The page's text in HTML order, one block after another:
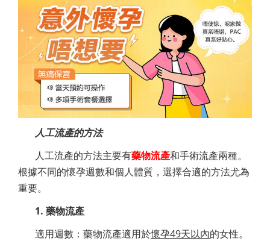
人工流產的方法
人工流產的方法主要有藥物流產和手術流產兩種。
根據不同的懷孕週數和個人體質，選擇合適的方法尤為
重要。
1. 藥物流產
適用週數：藥物流產適用於懷孕49天以內的女性。